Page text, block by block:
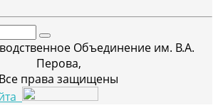
Объединение им. В.А.
Перова,
Все права защищены